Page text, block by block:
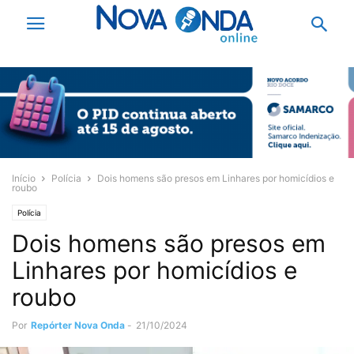
Início Polícia
Dois homens são presos em Linhares por homicídios e
roubo
Polícia
Dois homens são presos em
Linhares por homicídios e
roubo
Por Repórter Nova Onda - 21/10/2024